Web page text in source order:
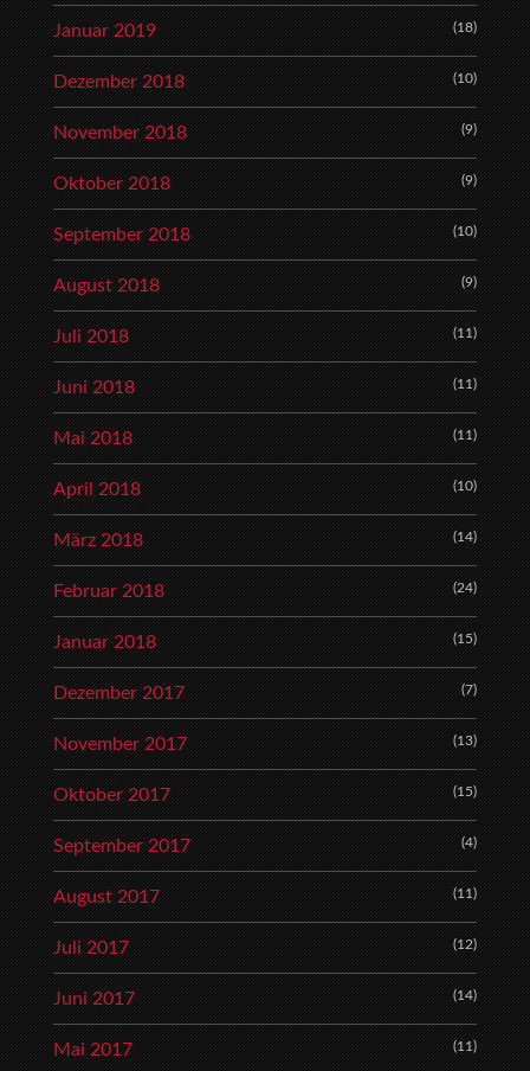
Januar 2019 (18)
Dezember 2018 (10)
November 2018 (9)
Oktober 2018 (9)
September 2018 (10)
August 2018 (9)
Juli 2018 (11)
Juni 2018 (11)
Mai 2018 (11)
April 2018 (10)
März 2018 (14)
Februar 2018 (24)
Januar 2018 (15)
Dezember 2017 (7)
November 2017 (13)
Oktober 2017 (15)
September 2017 (4)
August 2017 (11)
Juli 2017 (12)
Juni 2017 (14)
Mai 2017 (11)